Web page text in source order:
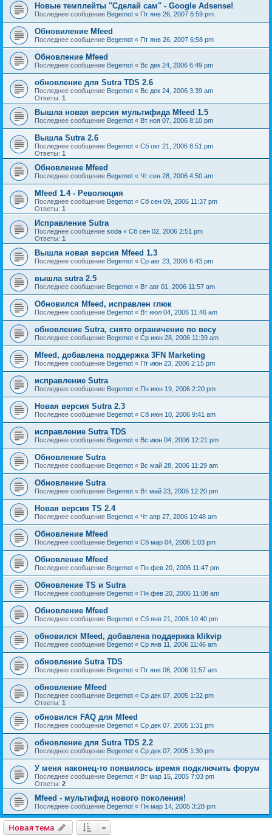
Новые темплейты "Cделай сам" - Google Adsense!
Последнее сообщение Begemot « Пт янв 26, 2007 6:59 pm
Обновиление Mfeed
Последнее сообщение Begemot « Пт янв 26, 2007 6:58 pm
Обновление Mfeed
Последнее сообщение Begemot « Вс дек 24, 2006 6:49 pm
обновление для Sutra TDS 2.6
Последнее сообщение Begemot « Вс дек 24, 2006 3:39 am
Ответы: 1
Вышла новая версия мультифида Mfeed 1.5
Последнее сообщение Begemot « Вт ноя 07, 2006 8:10 pm
Вышла Sutra 2.6
Последнее сообщение Begemot « Сб окт 21, 2006 8:51 pm
Ответы: 1
Обновление Mfeed
Последнее сообщение Begemot « Чт сен 28, 2006 4:50 am
Mfeed 1.4 - Революция
Последнее сообщение Begemot « Сб сен 09, 2006 11:37 pm
Ответы: 1
Исправление Sutra
Последнее сообщение soda « Сб сен 02, 2006 2:51 pm
Ответы: 1
Вышла новая версия Mfeed 1.3
Последнее сообщение Begemot « Ср авг 23, 2006 6:43 pm
вышла sutra 2.5
Последнее сообщение Begemot « Вт авг 01, 2006 11:57 am
Обновился Mfeed, исправлен глюк
Последнее сообщение Begemot « Вт июл 04, 2006 11:46 am
обновление Sutra, снято ограничение по весу
Последнее сообщение Begemot « Ср июн 28, 2006 11:39 am
Mfeed, добавлена поддержка 3FN Marketing
Последнее сообщение Begemot « Пт июн 23, 2006 2:15 pm
исправление Sutra
Последнее сообщение Begemot « Пн июн 19, 2006 2:20 pm
Новая версия Sutra 2.3
Последнее сообщение Begemot « Сб июн 10, 2006 9:41 am
исправление Sutra TDS
Последнее сообщение Begemot « Вс июн 04, 2006 12:21 pm
Обновление Sutra
Последнее сообщение Begemot « Вс май 28, 2006 11:29 am
Обновление Sutra
Последнее сообщение Begemot « Вт май 23, 2006 12:20 pm
Новая версия TS 2.4
Последнее сообщение Begemot « Чт апр 27, 2006 10:48 am
Обновление Mfeed
Последнее сообщение Begemot « Сб мар 04, 2006 1:03 pm
Обновление Mfeed
Последнее сообщение Begemot « Пн фев 20, 2006 11:47 pm
Обновление TS и Sutra
Последнее сообщение Begemot « Пн фев 20, 2006 11:08 am
Обновление Mfeed
Последнее сообщение Begemot « Сб янв 21, 2006 10:40 pm
обновился Mfeed, добавлена поддержка klikvip
Последнее сообщение Begemot « Ср янв 11, 2006 11:46 am
обновление Sutra TDS
Последнее сообщение Begemot « Пт янв 06, 2006 11:57 am
обновление Mfeed
Последнее сообщение Begemot « Ср дек 07, 2005 1:32 pm
Ответы: 1
обновился FAQ для Mfeed
Последнее сообщение Begemot « Ср дек 07, 2005 1:31 pm
обновление для Sutra TDS 2.2
Последнее сообщение Begemot « Ср дек 07, 2005 1:30 pm
У меня наконец-то появилось время подключить форум
Последнее сообщение Begemot « Вт мар 15, 2005 7:03 pm
Ответы: 2
Mfeed - мультифид нового поколения!
Последнее сообщение Begemot « Пн мар 14, 2005 3:28 pm
Новая тема